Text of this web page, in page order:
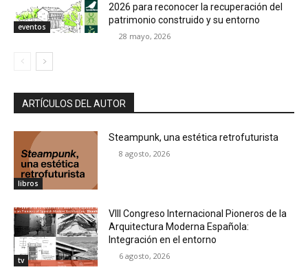
eventos
2026 para reconocer la recuperación del
patrimonio construido y su entorno
28 mayo, 2026
ARTÍCULOS DEL AUTOR
libros
Steampunk, una estética retrofuturista
8 agosto, 2026
tv
VIII Congreso Internacional Pioneros de la
Arquitectura Moderna Española:
Integración en el entorno
6 agosto, 2026